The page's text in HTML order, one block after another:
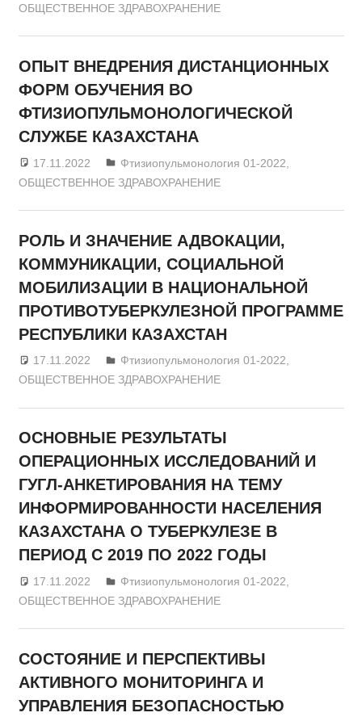
ОБЩЕСТВЕННОЕ ЗДРАВОХРАНЕНИЕ
ОПЫТ ВНЕДРЕНИЯ ДИСТАНЦИОННЫХ
ФОРМ ОБУЧЕНИЯ ВО
ФТИЗИОПУЛЬМОНОЛОГИЧЕСКОЙ
СЛУЖБЕ КАЗАХСТАНА
17.11.2022 admin
Фтизиопульмонология 01-2022
ОБЩЕСТВЕННОЕ ЗДРАВОХРАНЕНИЕ
РОЛЬ И ЗНАЧЕНИЕ АДВОКАЦИИ,
КОММУНИКАЦИИ, СОЦИАЛЬНОЙ
МОБИЛИЗАЦИИ В НАЦИОНАЛЬНОЙ
ПРОТИВОТУБЕРКУЛЕЗНОЙ ПРОГРАММЕ
РЕСПУБЛИКИ КАЗАХСТАН
17.11.2022 admin
Фтизиопульмонология 01-2022
ОБЩЕСТВЕННОЕ ЗДРАВОХРАНЕНИЕ
ОСНОВНЫЕ РЕЗУЛЬТАТЫ
ОПЕРАЦИОННЫХ ИССЛЕДОВАНИЙ И
ГУГЛ-АНКЕТИРОВАНИЯ НА ТЕМУ
ИНФОРМИРОВАННОСТИ НАСЕЛЕНИЯ
КАЗАХСТАНА О ТУБЕРКУЛЕЗЕ В
ПЕРИОД С 2019 ПО 2022 ГОДЫ
17.11.2022 admin
Фтизиопульмонология 01-2022
ОБЩЕСТВЕННОЕ ЗДРАВОХРАНЕНИЕ
СОСТОЯНИЕ И ПЕРСПЕКТИВЫ
АКТИВНОГО МОНИТОРИНГА И
УПРАВЛЕНИЯ БЕЗОПАСНОСТЬЮ